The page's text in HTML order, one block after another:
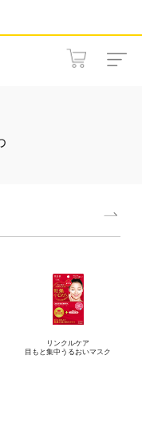
リンクルケア
目もと集中うるおいマスク